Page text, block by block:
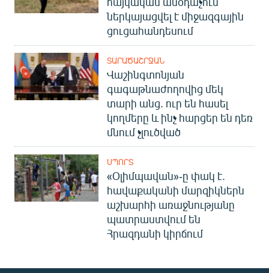
ներկայացվել է միջազգային
ցուցահանդեսում
ՏԱՐԱԾԱՇՐՋԱՆ
Վաշինգտոնյան
գագաթնաժողովից մեկ
տարի անց. ուր են հասել
կողմերը և ինչ հարցեր են դեռ
մնում չլուծված
ՍՊՈՐՏ
«Օլիմպավան»-ը փակ է.
հավաքականի մարզիկներն
աշխարհի առաջնությանը
պատրաստվում են
Հրազդանի կիրճում